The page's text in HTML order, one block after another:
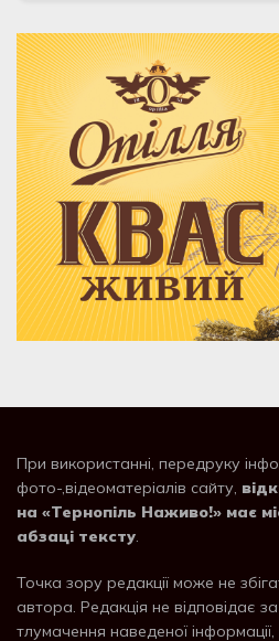
При використанні, передруку
фото-,відеоматеріалів сайту,
на «Тернопіль Наживо!» має
абзаці тексту.
Точка зору редакції може не
автора. Редакція не відповідає
тлумачення наведеної